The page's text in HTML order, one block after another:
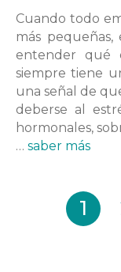
Cuando todo
más pequeñas,
entender qué
siempre tiene
una señal de
deberse al
hormonales,
… saber más
1